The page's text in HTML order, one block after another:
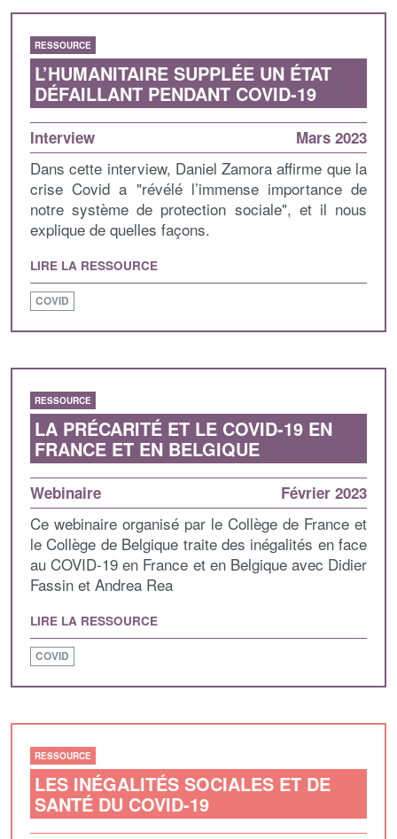
RESSOURCE
L’HUMANITAIRE SUPPLÉE UN ÉTAT
DÉFAILLANT PENDANT COVID-19
Interview Mars 2023
Dans cette interview, Daniel Zamora affirme que la
crise Covid a "révélé l’immense importance de
notre système de protection sociale", et il nous
explique de quelles façons.
LIRE LA RESSOURCE
COVID
RESSOURCE
LA PRÉCARITÉ ET LE COVID-19 EN
FRANCE ET EN BELGIQUE
Webinaire Février 2023
Ce webinaire organisé par le Collège de France et
le Collège de Belgique traite des inégalités en face
au COVID-19 en France et en Belgique avec Didier
Fassin et Andrea Rea
LIRE LA RESSOURCE
COVID
RESSOURCE
LES INÉGALITÉS SOCIALES ET DE
SANTÉ DU COVID-19